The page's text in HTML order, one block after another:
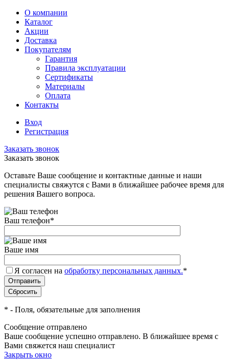
О компании
Каталог
Акции
Доставка
Покупателям
Гарантия
Правила эксплуатации
Сертификаты
Материалы
Оплата
Контакты
Вход
Регистрация
Заказать звонок
Заказать звонок
Оставьте Ваше сообщение и контактные данные и наши
специалисты свяжутся с Вами в ближайшее рабочее время для
решения Вашего вопроса.
Ваш телефон*
Ваше имя
Я согласен на обработку персональных данных.*
* - Поля, обязательные для заполнения
Сообщение отправлено
Ваше сообщение успешно отправлено. В ближайшее время с
Вами свяжется наш специалист
Закрыть окно